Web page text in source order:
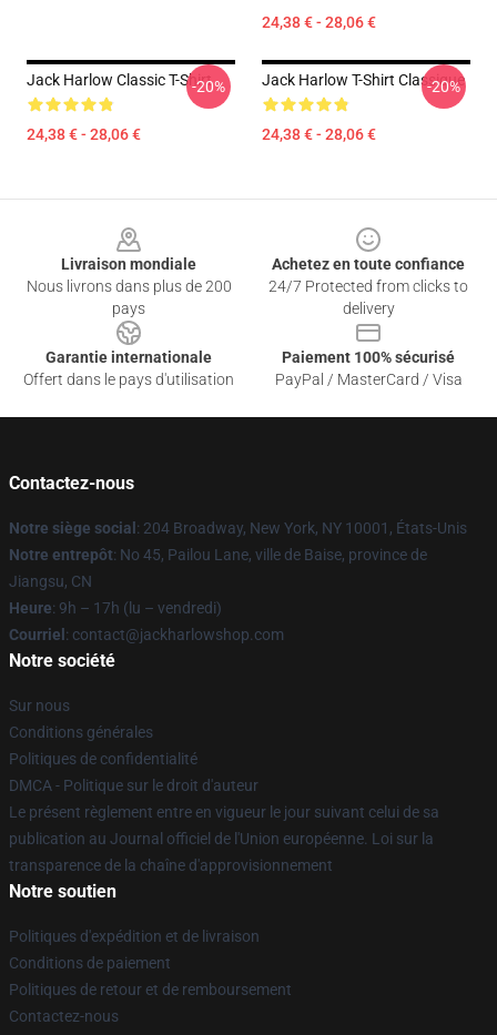
24,38 € - 28,06 €
Jack Harlow Classic T-Shirt
24,38 € - 28,06 €
-20% Jack Harlow T-Shirt Classique
24,38 € - 28,06 €
-20%
Livraison mondiale
Nous livrons dans plus de 200
pays
Achetez en toute confiance
24/7 Protected from clicks to
delivery
Garantie internationale
Offert dans le pays d'utilisation
Paiement 100% sécurisé
PayPal / MasterCard / Visa
Contactez-nous
Notre siège social : 204 Broadway, New York, NY 10001, États-Unis
Notre entrepôt: No 45, Pailou Lane, ville de Baise, province de
Jiangsu, CN
Heure: 9h – 17h (lu – vendredi)
Courriel : contact@jackharlowshop.com
Notre société
Sur nous
Conditions générales
Politiques de confidentialité
DMCA - Politique sur le droit d'auteur
Le présent règlement entre en vigueur le jour suivant celui de sa
publication au Journal officiel de l'Union européenne. Loi sur la
transparence de la chaîne d'approvisionnement
Notre soutien
Politiques d'expédition et de livraison
Conditions de paiement
Politiques de retour et de remboursement
Contactez-nous